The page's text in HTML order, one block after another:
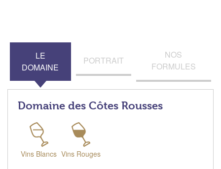
LE
DOMAINE
PORTRAIT
NOS
FORMULES
Domaine des Côtes Rousses
Vins Blancs Vins Rouges